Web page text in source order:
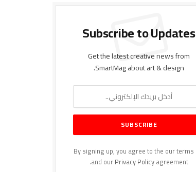
Subscribe to Updates
Get the latest creative news from
SmartMag about art & design.
By signing up, you agree to the our terms
and ourPrivacy Policyagreement.